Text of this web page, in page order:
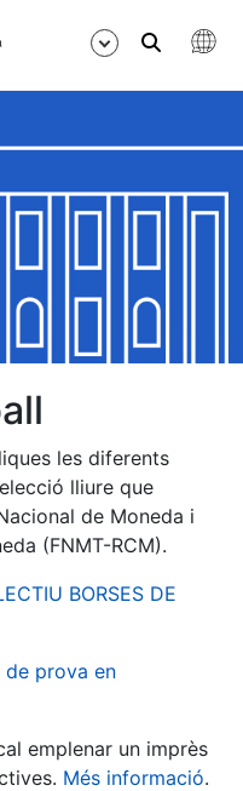
les diferents
lliure que
de Moneda i
(FNMT-RCM).
BORSES DE
prova en
emplenar un imprès
Més informació.